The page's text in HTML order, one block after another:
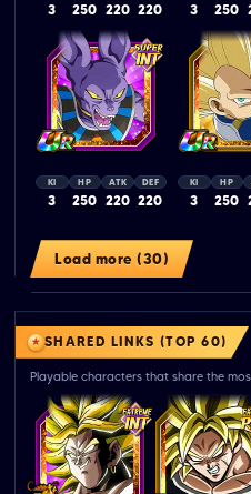
3 250 220 220 3 250
KI
3
HP
250
ATK
220
DEF
220
KI
3
HP
250
Load more (30)
SHARED LINKS (TOP 60)
Playable characters that share the